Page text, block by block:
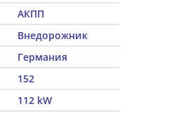
АКПП
Внедорожник
Германия
152
112 kW